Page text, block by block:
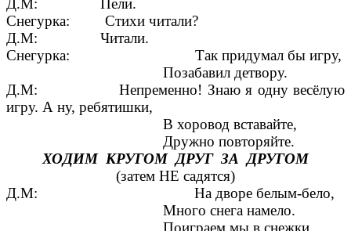
Д.М: Пели.
Снегурка: Стихи читали?
Д.М: Читали.
Снегурка: Так придумал бы игру,
Позабавил детвору.
Д.М: Непременно! Знаю я одну весёлую
игру. А ну, ребятишки,
В хоровод вставайте,
Дружно повторяйте.
ХОДИМ КРУГОМ ДРУГ ЗА ДРУГОМ
(затем НЕ садятся)
Д.М: На дворе белым-бело,
Много снега намело.
Поиграем мы в снежки.